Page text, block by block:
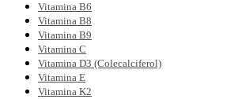
Vitamina B6
Vitamina B8
Vitamina B9
Vitamina C
Vitamina D3 (Colecalciferol)
Vitamina E
Vitamina K2